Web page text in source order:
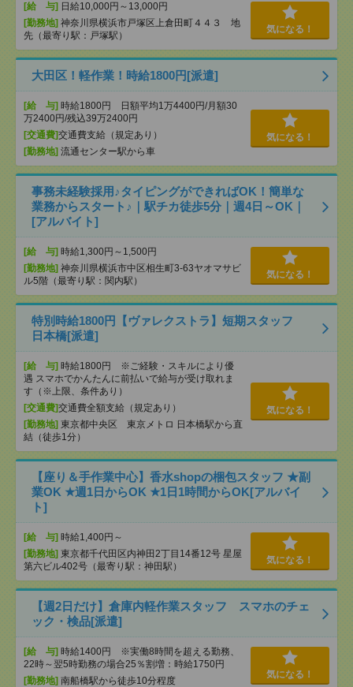
[給 与] 日給10,000円～13,000円
[勤務地] 神奈川県横浜市戸塚区上倉田町４４３ 地
先（最寄り駅：戸塚駅）
気になる！
大田区！軽作業！時給1800円[派遣]
[給 与] 時給1800円 日額平均1万4400円/月額30
万2400円/残込39万2400円
[交通費]交通費支給（規定あり）
[勤務地] 流通センター駅から車
気になる！
事務未経験採用♪タイピングができればOK！簡単な
業務からスタート♪｜駅チカ徒歩5分｜週4日～OK｜
[アルバイト]
[給 与] 時給1,300円～1,500円
[勤務地] 神奈川県横浜市中区相生町3-63ヤオマサビ
ル5階（最寄り駅：関内駅）
気になる！
特別時給1800円【ヴァレクストラ】短期スタッフ
日本橋[派遣]
[給 与] 時給1800円 ※ご経験・スキルにより優
遇 スマホでかんたんに前払いで給与が受け取れま
す（※上限、条件あり）
[交通費]交通費全額支給（規定あり）
[勤務地] 東京都中央区 東京メトロ 日本橋駅から直
結（徒歩1分）
気になる！
【座り＆手作業中心】香水shopの梱包スタッフ ★副
業OK ★週1日からOK ★1日1時間からOK[アルバイ
ト]
[給 与] 時給1,400円～
[勤務地] 東京都千代田区内神田2丁目14番12号 星屋
第六ビル402号（最寄り駅：神田駅）
気になる！
【週2日だけ】倉庫内軽作業スタッフ スマホのチェ
ック・検品[派遣]
[給 与] 時給1400円 ※実働8時間を超える勤務、
22時～翌5時勤務の場合25％割増：時給1750円
[勤務地] 南船橋駅から徒歩10分程度
気になる！